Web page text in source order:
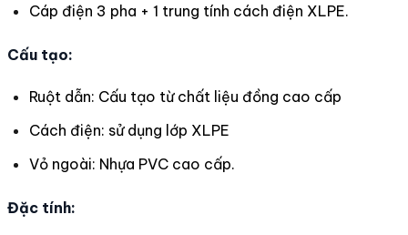
Cáp điện 3 pha + 1 trung tính cách điện XLPE.
Cấu tạo:
Ruột dẫn: Cấu tạo từ chất liệu đồng cao cấp
Cách điện: sử dụng lớp XLPE
Vỏ ngoài: Nhựa PVC cao cấp.
Đặc tính: